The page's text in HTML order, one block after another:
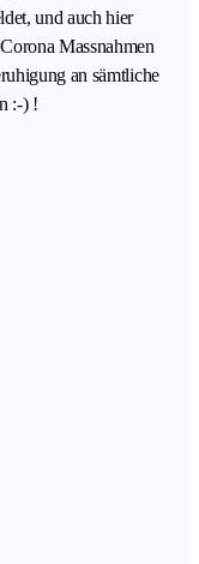
und auch hier
Massnahmen
an sämtliche
:-) !